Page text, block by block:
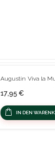
Augustin Viva la
17,95 €
IN DEN